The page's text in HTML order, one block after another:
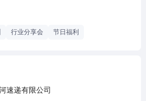
训等领域，打造出大河U菜网、大河鲜
应链解决方案和整体物流服务。
行业分享会 节日福利
速递有限公司